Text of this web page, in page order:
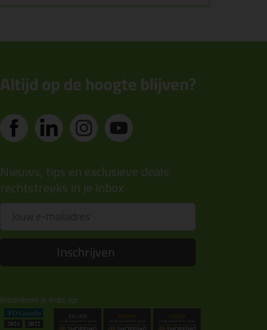
Altijd op de hoogte blijven?
Nieuws, tips en exclusieve deals
rechtstreeks in je inbox
Inschrijven
Kitcentrum is trots op: